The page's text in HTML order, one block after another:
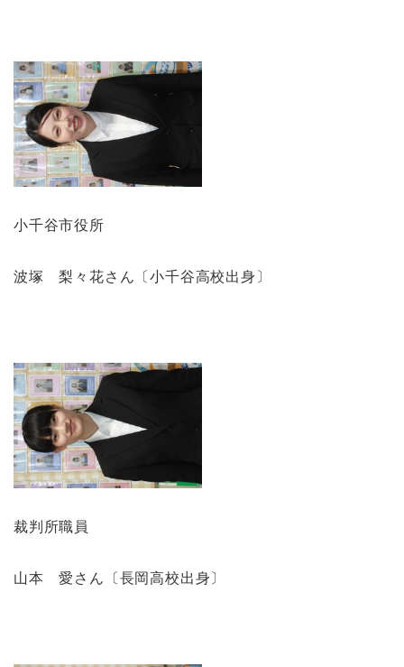
小千谷市役所
波塚 梨々花さん〔小千谷高校出身〕
裁判所職員
山本 愛さん〔長岡高校出身〕